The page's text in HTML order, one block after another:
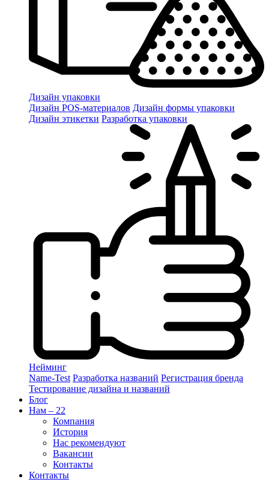
Дизайн упаковки
Дизайн POS-материалов Дизайн формы упаковки
Дизайн этикетки Разработка упаковки
Нейминг
Name-Test Разработка названий Регистрация бренда
Тестирование дизайна и названий
Блог
Нам – 22
Компания
История
Нас рекомендуют
Вакансии
Контакты
Контакты